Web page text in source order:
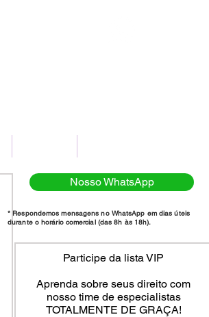
Participe da lista VIP
Aprenda sobre seus direito com
nosso time de especialistas
TOTALMENTE DE GRAÇA!
Nosso WhatsApp
* Respondemos mensagens no WhatsApp em dias úteis
durante o horário comercial (das 8h às 18h).